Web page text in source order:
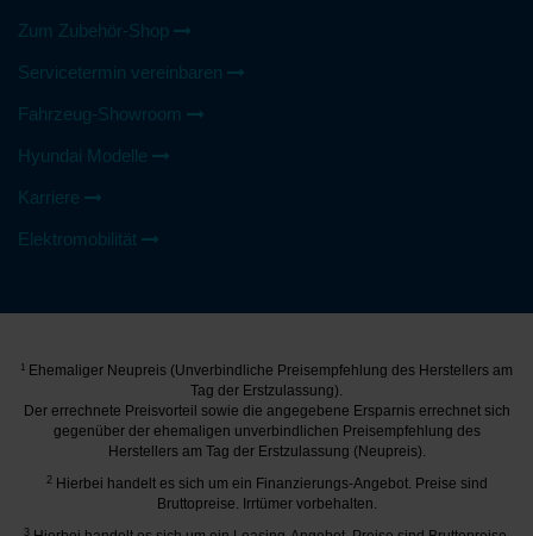
Zum Zubehör-Shop
Servicetermin vereinbaren
Fahrzeug-Showroom
Hyundai Modelle
Karriere
Elektromobilität
1
Ehemaliger Neupreis (Unverbindliche Preisempfehlung des Herstellers am
Tag der Erstzulassung).
Der errechnete Preisvorteil sowie die angegebene Ersparnis errechnet sich
gegenüber der ehemaligen unverbindlichen Preisempfehlung des
Herstellers am Tag der Erstzulassung (Neupreis).
2 Hierbei handelt es sich um ein Finanzierungs-Angebot. Preise sind
Bruttopreise. Irrtümer vorbehalten.
3